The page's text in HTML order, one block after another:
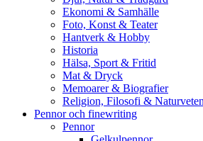
Ekonomi & Samhälle
Foto, Konst & Teater
Hantverk & Hobby
Historia
Hälsa, Sport & Fritid
Mat & Dryck
Memoarer & Biografier
Religion, Filosofi &
Pennor och finewriting
Pennor